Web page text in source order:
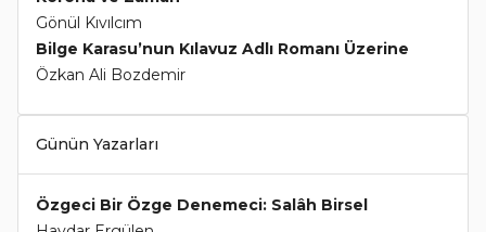
Gönül Kıvılcım
Bilge Karasu’nun Kılavuz Adlı Romanı Üzerine
Özkan Ali Bozdemir
Günün Yazarları
Özgeci Bir Özge Denemeci: Salâh Birsel